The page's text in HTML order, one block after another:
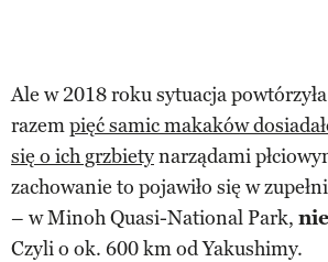
Ale w 2018 roku sytuacja
razempięć samic makaków
się o ich grzbietynarządami
zachowanie to pojawiło się w
– w Minoh Quasi-National Park,
Czyli o ok. 600 km od Yakushimy.